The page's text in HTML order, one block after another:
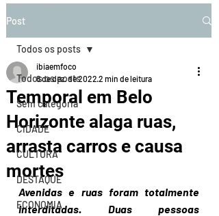
Post
Todos os posts
Sem categoria
CIDADE
CULTURA
DESTAQUE
ECONOMIA
Todos os posts
Temporal em Belo
Horizonte alaga ruas,
arrasta carros e causa
mortes
ibiaemfoco
8 de dez. de 2022 2 min de leitura
Avenidas e ruas foram totalmente
interditadas. Duas pessoas